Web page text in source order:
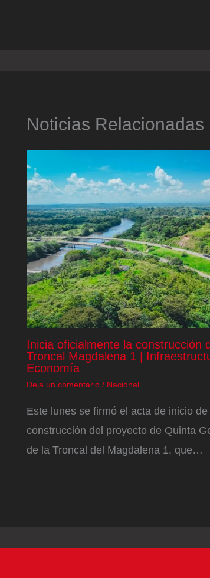
Noticias Relacionadas
Inicia oficialmente la construcción
Troncal Magdalena 1 |
Economía
Deja un comentario / Nacional
Este lunes se firmó el acta de inicio
construcción del proyecto de Quinta
de la Troncal del Magdalena 1, que…